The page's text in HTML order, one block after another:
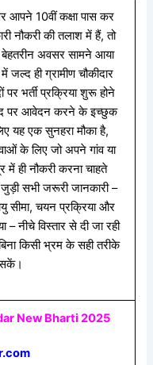
आपने 10वीं कक्षा पास कर
नौकरी की तलाश में हैं,तो
बेहतरीन अवसर सामने आया
में जल्द ही ग्रामीण चौकीदार
पर भर्ती प्रक्रिया शुरू होने
पर आवेदन करने के इच्छुक
यह एक सुनहरा मौका है,
के लिए जो अपने गांव या
में ही नौकरी करना चाहते
जुड़ी सभी जरूरी जानकारी–
सीमा,चयन प्रक्रिया और
–नीचे विस्तार से दी जा रही
किसी भ्रम के सही तरीके
New Bharti 2025